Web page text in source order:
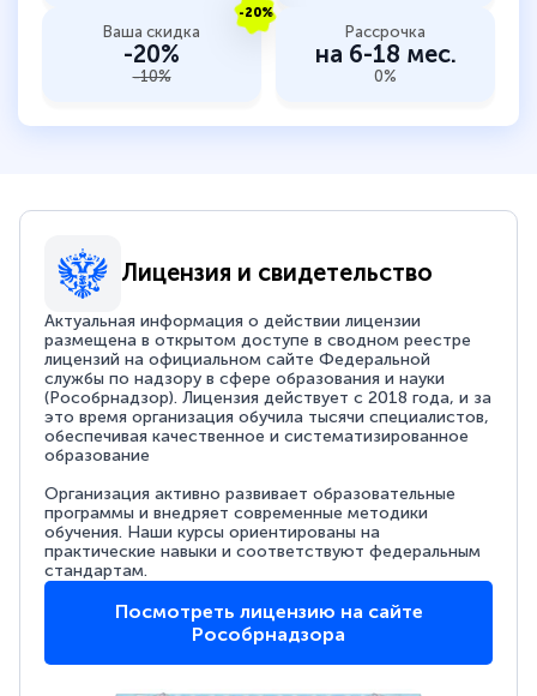
-20%
Ваша скидка
-20%
-10%
Рассрочка
на 6-18 мес.
0%
Лицензия и свидетельство
Актуальная информация о действии лицензии
размещена в открытом доступе в сводном реестре
лицензий на официальном сайте Федеральной
службы по надзору в сфере образования и науки
(Рособрнадзор). Лицензия действует с 2018 года, и за
это время организация обучила тысячи специалистов,
обеспечивая качественное и систематизированное
образование
Организация активно развивает образовательные
программы и внедряет современные методики
обучения. Наши курсы ориентированы на
практические навыки и соответствуют федеральным
стандартам.
Посмотреть лицензию на сайте
Рособрнадзора